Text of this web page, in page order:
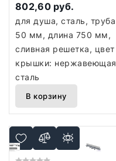
802,60 руб.
для душа, сталь, труба
50 мм, длина 750 мм,
сливная решетка, цвет
крышки: нержавеющая
сталь
В корзину